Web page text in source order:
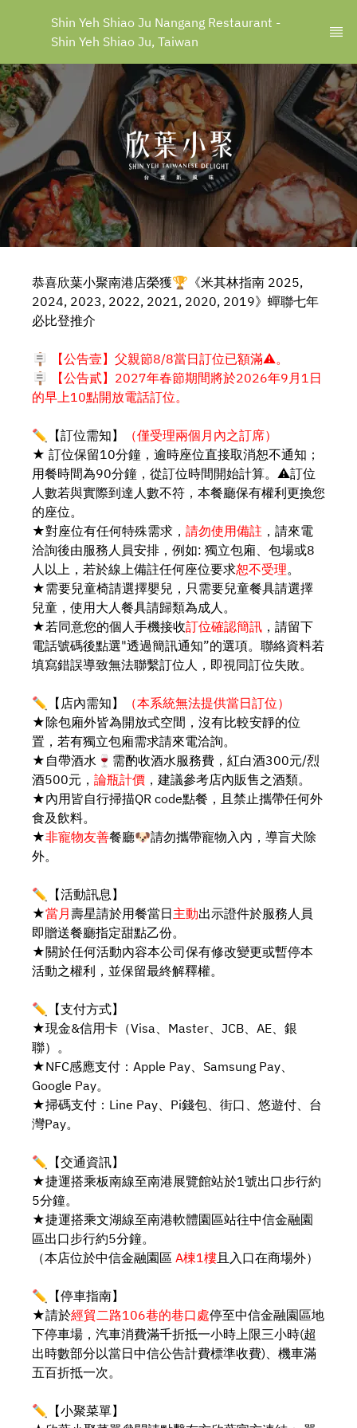
Shin Yeh Shiao Ju Nangang Restaurant -
Shin Yeh Shiao Ju, Taiwan
恭喜欣葉小聚南港店榮獲🏆《米其林指南 2025,
2024, 2023, 2022, 2021, 2020, 2019》蟬聯七年
必比登推介
🪧
【公告壹】父親節8/8當日訂位已額滿⚠️。
🪧 【公告貳】2027年春節期間將於2026年9月1日
的早上10點開放電話訂位。
✏️【訂位需知】
（僅受理兩個月內之訂席）
★ 訂位保留10分鐘，逾時座位直接取消恕不通知；
用餐時間為90分鐘，從訂位時間開始計算。⚠️訂位
人數若與實際到達人數不符，本餐廳保有權利更換您
的座位。
★對座位有任何特殊需求， 請勿使用備註 ，請來電
洽詢後由服務人員安排，例如: 獨立包廂、包場或8
人以上，若於線上備註任何座位要求恕不受理。
★需要兒童椅請選擇嬰兒，只需要兒童餐具請選擇
兒童，使用大人餐具請歸類為成人。
★若同意您的個人手機接收訂位確認簡訊 ，請留下
電話號碼後點選"透過簡訊通知”的選項。聯絡資料若
填寫錯誤導致無法聯繫訂位人，即視同訂位失敗。
✏️【店內需知】
（本系統無法提供當日訂位）
★除包廂外皆為開放式空間，沒有比較安靜的位
置，若有獨立包廂需求請來電洽詢。
★自帶酒水🍷需酌收酒水服務費，紅白酒300元/烈
酒500元， 論瓶計價 ，建議參考店內販售之酒類。
★內用皆自行掃描QR code點餐，且禁止攜帶任何外
食及飲料。
★非寵物友善餐廳🐶請勿攜帶寵物入內，導盲犬除
外。
✏️【活動訊息】
★當月壽星請於用餐當日主動出示證件於服務人員
即贈送餐廳指定甜點乙份。
★關於任何活動內容本公司保有修改變更或暫停本
活動之權利，並保留最終解釋權。
✏️【支付方式】
★現金&信用卡（Visa、Master、JCB、AE、銀
聯）。
★NFC感應支付：Apple Pay、Samsung Pay、
Google Pay。
★掃碼支付：Line Pay、Pi錢包、街口、悠遊付、台
灣Pay。
✏️【交通資訊】
★捷運搭乘板南線至南港展覽館站於1號出口步行約
5分鐘。
★捷運搭乘文湖線至南港軟體園區站往中信金融園
區出口步行約5分鐘。
（本店位於中信金融園區 A棟1樓且入口在商場外）
✏️【停車指南】
★請於經貿二路106巷的巷口處停至中信金融園區地
下停車場，汽車消費滿千折抵一小時上限三小時(超
出時數部分以當日中信公告計費標準收費)、機車滿
五百折抵一次。
✏️【小聚菜單】